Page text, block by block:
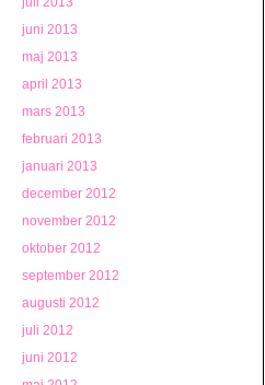
juni 2013
maj 2013
april 2013
mars 2013
februari 2013
januari 2013
december 2012
november 2012
oktober 2012
september 2012
augusti 2012
juli 2012
juni 2012